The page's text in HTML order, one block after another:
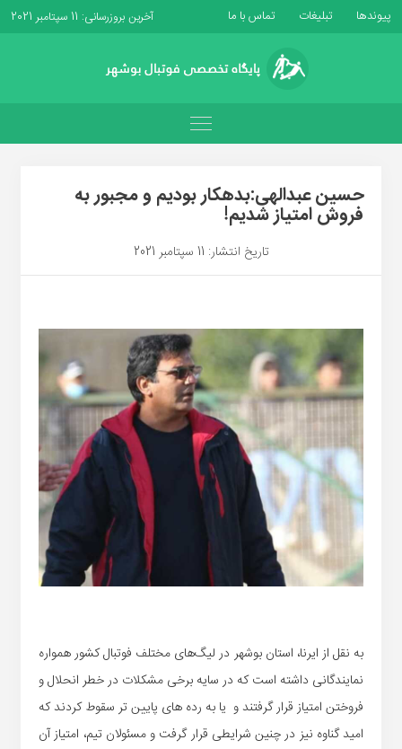
پیوندها تبلیغات تماس با ما آخرین بروزرسانی: 11 سپتامبر 2021
حسین عبدالهی:بدهکار بودیم و مجبور به
فروش امتیاز شدیم!
تاریخ انتشار: 11 سپتامبر 2021
به نقل از ایرنا، استان بوشهر در لیگ‌های مختلف فوتبال کشور همواره
نمایندگانی داشته است که در سایه برخی مشکلات در خطر انحلال و
فروختن امتیاز قرار گرفتند و یا به رده های پایین تر سقوط کردند که
امید گناوه نیز در چنین شرایطی قرار گرفت و مسئولان تیم، امتیاز آن